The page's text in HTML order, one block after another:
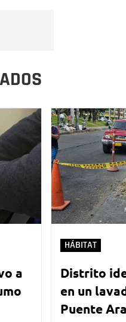
a
HÁBITAT
Distrito
en un
Puente